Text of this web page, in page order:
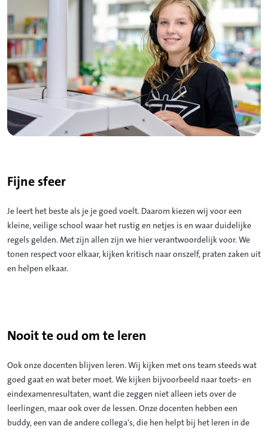
Fijne sfeer
Je leert het beste als je je goed voelt. Daarom kiezen wij voor een
kleine, veilige school waar het rustig en netjes is en waar duidelijke
regels gelden. Met zijn allen zijn we hier verantwoordelijk voor. We
tonen respect voor elkaar, kijken kritisch naar onszelf, praten zaken uit
en helpen elkaar.
Nooit te oud om te leren
Ook onze docenten blijven leren. Wij kijken met ons team steeds wat
goed gaat en wat beter moet. We kijken bijvoorbeeld naar toets- en
eindexamenresultaten, want die zeggen niet alleen iets over de
leerlingen, maar ook over de lessen. Onze docenten hebben een
buddy, een van de andere collega's, die hen helpt bij het leren in de